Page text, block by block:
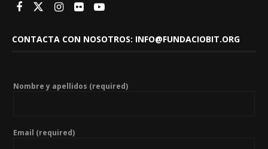
CONTACTA CON NOSOTROS: INFO@FUNDACIOBIT.ORG
Nombre y apellidos (required)
Email (required)